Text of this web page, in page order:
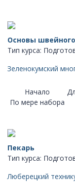
Основы
Тип курса:
Зеленокумский
Начало
По мере набора
Пекарь
Тип курса:
Люберецкий